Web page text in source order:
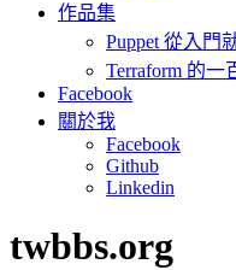
作品集
Puppet 從入門
Terraform 的一
Facebook
關於我
Facebook
Github
Linkedin
twbbs.org